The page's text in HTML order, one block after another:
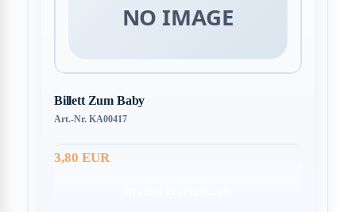
Billett Zum Baby
Art.-Nr. KA00417
3,80 EUR